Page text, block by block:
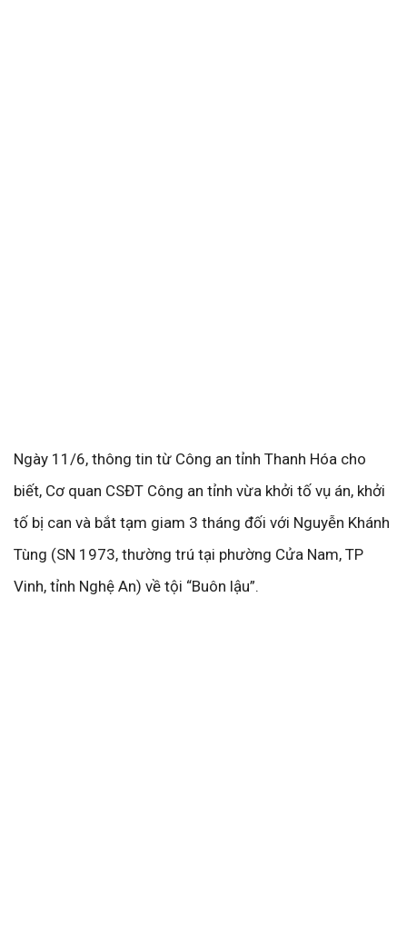
Ngày 11/6, thông tin từ Công an tỉnh Thanh Hóa cho
biết, Cơ quan CSĐT Công an tỉnh vừa khởi tố vụ án, khởi
tố bị can và bắt tạm giam 3 tháng đối với Nguyễn Khánh
Tùng (SN 1973, thường trú tại phường Cửa Nam, TP
Vinh, tỉnh Nghệ An) về tội “Buôn lậu”.